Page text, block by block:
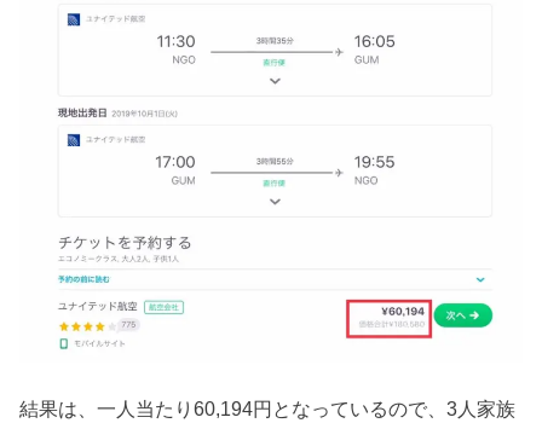
結果は、一人当たり60,194円となっているので、3人家族